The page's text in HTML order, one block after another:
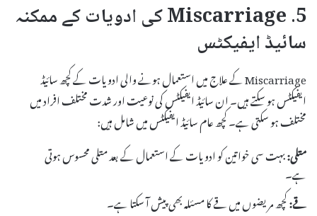
5. Miscarriage کی ادویات کے ممکنہ
سائیڈ ایفیکٹس
Miscarriage کے علاج میں استعمال ہونے والی ادویات کے کچھ سائیڈ
ایفیکٹس ہو سکتے ہیں۔ ان سائیڈ ایفیکٹس کی نوعیت اور شدت مختلف افراد میں
مختلف ہو سکتی ہے۔ کچھ عام سائیڈ ایفیکٹس میں شامل ہیں:
متلی:بہت سی خواتین کو ادویات کے استعمال کے بعد متلی محسوس ہوتی
ہے۔
قے:کچھ مریضوں میں قے کا مسئلہ بھی پیش آ سکتا ہے۔